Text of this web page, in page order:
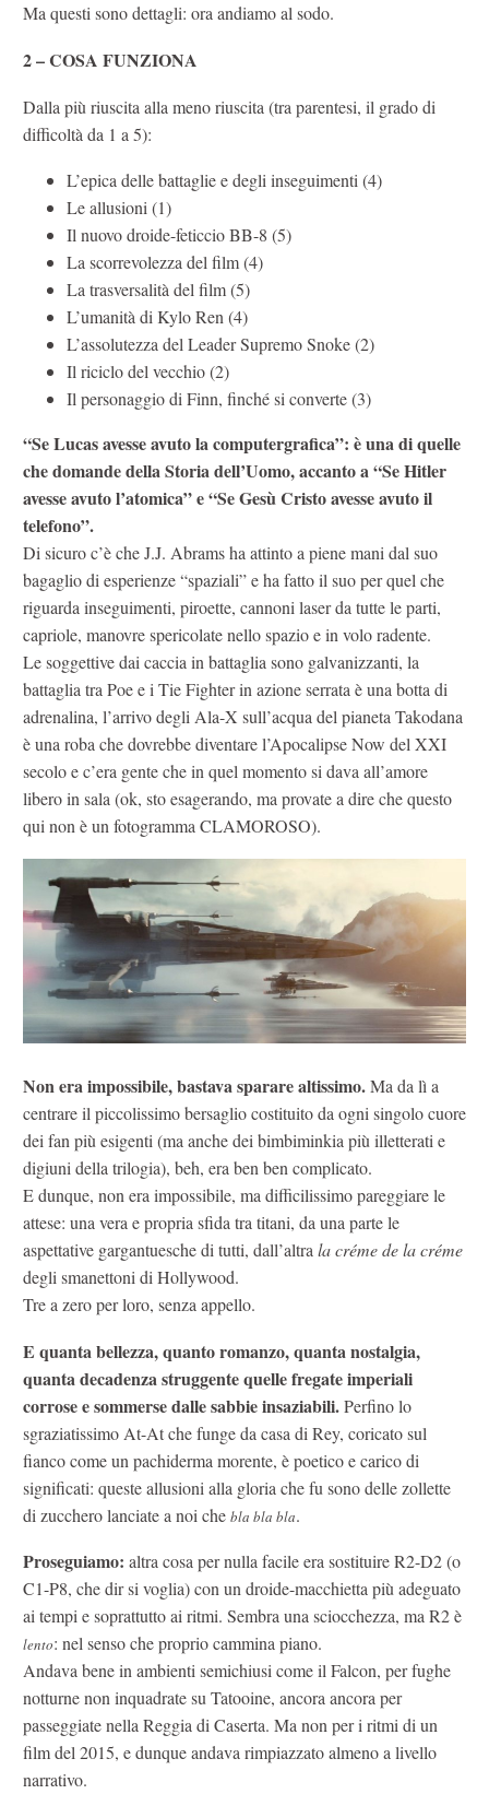
Ma questi sono dettagli: ora andiamo al sodo.
2 – COSA FUNZIONA
Dalla più riuscita alla meno riuscita (tra parentesi, il grado di
difficoltà da 1 a 5):
L’epica delle battaglie e degli inseguimenti (4)
Le allusioni (1)
Il nuovo droide-feticcio BB-8 (5)
La scorrevolezza del film (4)
La trasversalità del film (5)
L’umanità di Kylo Ren (4)
L’assolutezza del Leader Supremo Snoke (2)
Il riciclo del vecchio (2)
Il personaggio di Finn, finché si converte (3)
“Se Lucas avesse avuto la computergrafica”: è una di quelle
che domande della Storia dell’Uomo, accanto a “Se Hitler
avesse avuto l’atomica” e “Se Gesù Cristo avesse avuto il
telefono”.
Di sicuro c’è che J.J. Abrams ha attinto a piene mani dal suo
bagaglio di esperienze “spaziali” e ha fatto il suo per quel che
riguarda inseguimenti, piroette, cannoni laser da tutte le parti,
capriole, manovre spericolate nello spazio e in volo radente.
Le soggettive dai caccia in battaglia sono galvanizzanti, la
battaglia tra Poe e i Tie Fighter in azione serrata è una botta di
adrenalina, l’arrivo degli Ala-X sull’acqua del pianeta Takodana
è una roba che dovrebbe diventare l’Apocalipse Now del XXI
secolo e c’era gente che in quel momento si dava all’amore
libero in sala (ok, sto esagerando, ma provate a dire che questo
qui non è un fotogramma CLAMOROSO).
Non era impossibile, bastava sparare altissimo.Ma da lì a
centrare il piccolissimo bersaglio costituito da ogni singolo cuore
dei fan più esigenti (ma anche dei bimbiminkia più illetterati e
digiuni della trilogia), beh, era ben ben complicato.
E dunque, non era impossibile, ma difficilissimo pareggiare le
attese: una vera e propria sfida tra titani, da una parte le
aspettative gargantuesche di tutti, dall’altra la créme de la créme
degli smanettoni di Hollywood.
Tre a zero per loro, senza appello.
E quanta bellezza, quanto romanzo, quanta nostalgia,
quanta decadenza struggente quelle fregate imperiali
corrose e sommerse dalle sabbie insaziabili.Perfino lo
sgraziatissimo At-At che funge da casa di Rey, coricato sul
fianco come un pachiderma morente, è poetico e carico di
significati: queste allusioni alla gloria che fu sono delle zollette
di zucchero lanciate a noi che bla bla bla.
Proseguiamo: altra cosa per nulla facile era sostituire R2-D2 (o
C1-P8, che dir si voglia) con un droide-macchietta più adeguato
ai tempi e soprattutto ai ritmi. Sembra una sciocchezza, ma R2 è
lento: nel senso che proprio cammina piano.
Andava bene in ambienti semichiusi come il Falcon, per fughe
notturne non inquadrate su Tatooine, ancora ancora per
passeggiate nella Reggia di Caserta. Ma non per i ritmi di un
film del 2015, e dunque andava rimpiazzato almeno a livello
narrativo.